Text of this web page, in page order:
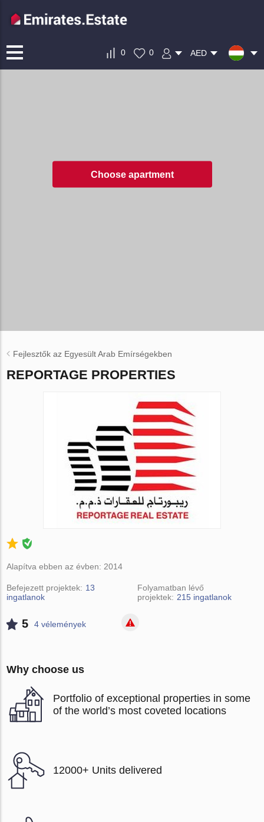
0 0 AED
Choose apartment
Fejlesztők az Egyesült Arab Emírségekben
REPORTAGE PROPERTIES
Alapítva ebben az évben: 2014
Befejezett projektek: 13
ingatlanok
Folyamatban lévő
projektek: 215 ingatlanok
5 4 vélemények
Why choose us
Portfolio of exceptional properties in some
of the world’s most coveted locations
12000+ Units delivered